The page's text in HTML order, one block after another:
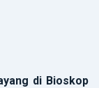
di Bioskop